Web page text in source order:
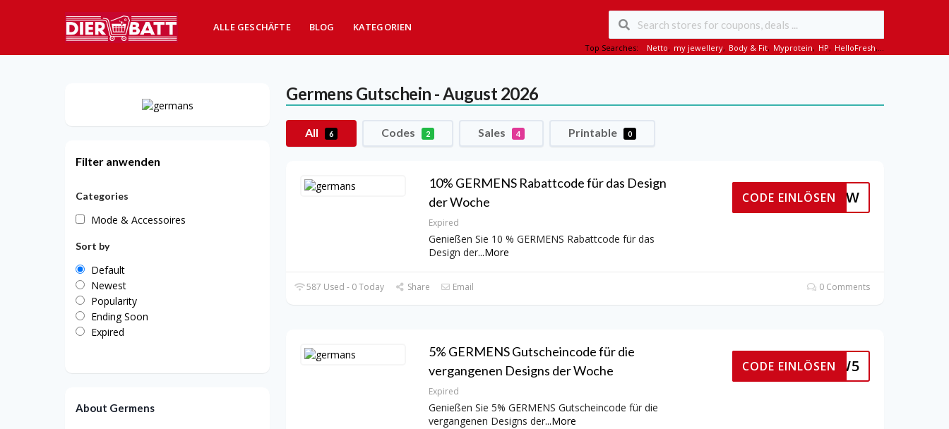
ALLE GESCHÄFTE BLOG KATEGORIEN
Top Searches: Netto, my jewellery, Body & Fit, Myprotein, HP, HelloFresh,...
Germens Gutschein - August 2026
All 6 Codes 2 Sales 4 Printable 0
10% GERMENS Rabattcode für das Design
der Woche
Expired
Genießen Sie 10 % GERMENS Rabattcode für das
Design der...More
DDW
CODE EINLÖSEN
587 Used - 0 Today Share Email 0 Comments
5% GERMENS Gutscheincode für die
vergangenen Designs der Woche
Expired
Genießen Sie 5% GERMENS Gutscheincode für die
vergangenen Designs der...More
DDW5
CODE EINLÖSEN
Filter anwenden
Categories
Mode & Accessoires
Sort by
Default
Newest
Popularity
Ending Soon
Expired
About Germens